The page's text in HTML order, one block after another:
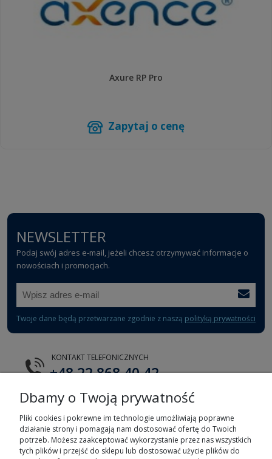
Axure RP Pro
Zapytaj o cenę
NEWSLETTER
Podaj swój adres e-mail, jeżeli chcesz otrzymywać informacje o
nowościach i promocjach.
Twoje dane będą przetwarzane zgodnie z naszą polityką prywatności
KONTAKT TELEFONICZNYCH
+48 22 868 40 42
E-MAIL
tts@tts.com.pl
Dbamy o Twoją prywatność
Pliki cookies i pokrewne im technologie umożliwiają poprawne
działanie strony i pomagają nam dostosować ofertę do Twoich
potrzeb. Możesz zaakceptować wykorzystanie przez nas wszystkich
tych plików i przejść do sklepu lub dostosować użycie plików do